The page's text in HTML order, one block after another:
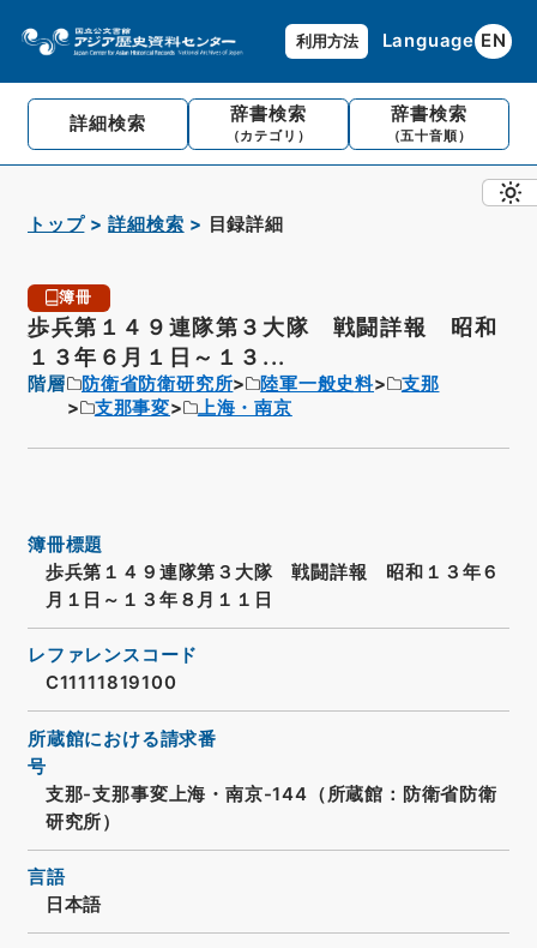
利用方法 Language EN
詳細検索 辞書検索
（カテゴリ）
辞書検索
（五十音順）
トップ 詳細検索 目録詳細
簿冊
歩兵第１４９連隊第３大隊 戦闘詳報 昭和
１３年６月１日～１３...
階層 防衛省防衛研究所 陸軍一般史料
支那
支那事変
上海・南京
簿冊標題
歩兵第１４９連隊第３大隊 戦闘詳報 昭和１３年６
月１日～１３年８月１１日
レファレンスコード
C11111819100
所蔵館における請求番
号
支那-支那事変上海・南京-144（所蔵館：防衛省防衛
研究所）
言語
日本語